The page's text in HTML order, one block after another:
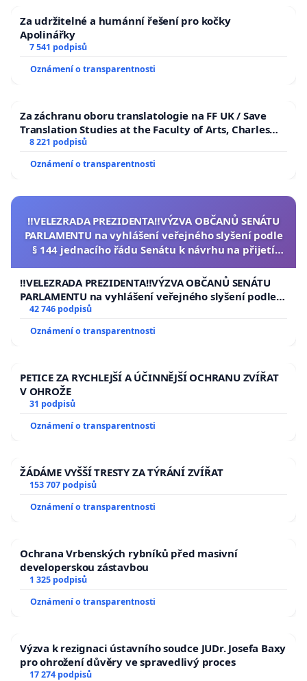
Za udržitelné a humánní řešení pro kočky
Apolinářky
7 541 podpisů
Oznámení o transparentnosti
Za záchranu oboru translatologie na FF UK / Save
Translation Studies at the Faculty of Arts, Charles
University
8 221 podpisů
Oznámení o transparentnosti
‼️VELEZRADA PREZIDENTA‼️VÝZVA OBČANŮ SENÁTU
PARLAMENTU na vyhlášení veřejného slyšení podle
§ 144 jednacího řádu Senátu k návrhu na přijetí
republiky
‼️VELEZRADA PREZIDENTA‼️VÝZVA OBČANŮ SENÁTU
PARLAMENTU na vyhlášení veřejného slyšení podle §
144 jednacího řádu Senátu k návrhu na přijetí
republiky
42 746 podpisů
Oznámení o transparentnosti
PETICE ZA RYCHLEJŠÍ A ÚČINNĚJŠÍ OCHRANU ZVÍŘAT
V OHROŽE
31 podpisů
Oznámení o transparentnosti
ŽÁDÁME VYŠŠÍ TRESTY ZA TÝRÁNÍ ZVÍŘAT
153 707 podpisů
Oznámení o transparentnosti
Ochrana Vrbenských rybníků před masivní
developerskou zástavbou
1 325 podpisů
Oznámení o transparentnosti
Výzva k rezignaci ústavního soudce JUDr. Josefa Baxy
pro ohrožení důvěry ve spravedlivý proces
17 274 podpisů